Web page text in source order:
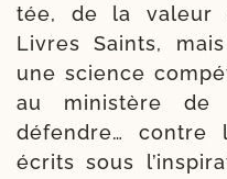
tée, de la valeur
Livres Saints,
une science
au minis­tère
défendre… contre
écrits sous